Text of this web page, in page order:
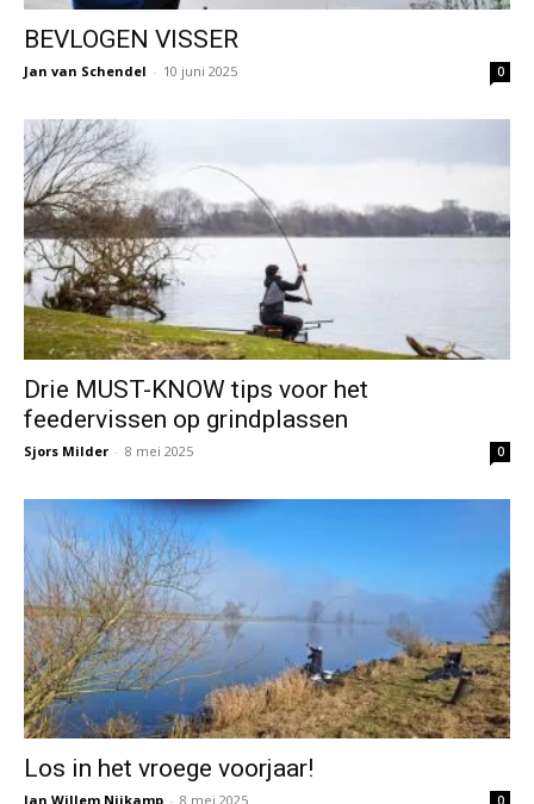
BEVLOGEN VISSER
Jan van Schendel - 10 juni 2025 0
Drie MUST-KNOW tips voor het
feedervissen op grindplassen
Sjors Milder - 8 mei 2025 0
Los in het vroege voorjaar!
Jan Willem Nijkamp - 8 mei 2025